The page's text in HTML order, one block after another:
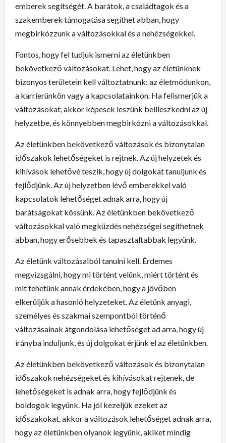
emberek segítségét. A barátok, a családtagok és a
szakemberek támogatása segíthet abban, hogy
megbirkózzunk a változásokkal és a nehézségekkel.
Fontos, hogy fel tudjuk ismerni az életünkben
bekövetkező változásokat. Lehet, hogy az életünknek
bizonyos területein kell változtatnunk: az életmódunkon,
a karrierünkön vagy a kapcsolatainkon. Ha felismerjük a
változásokat, akkor képesek leszünk beilleszkedni az új
helyzetbe, és könnyebben megbirkózni a változásokkal.
Az életünkben bekövetkező változások és bizonytalan
időszakok lehetőségeket is rejtnek. Az új helyzetek és
kihívások lehetővé teszik, hogy új dolgokat tanuljunk és
fejlődjünk. Az új helyzetben lévő emberekkel való
kapcsolatok lehetőséget adnak arra, hogy új
barátságokat kössünk. Az életünkben bekövetkező
változásokkal való megküzdés nehézségei segíthetnek
abban, hogy erősebbek és tapasztaltabbak legyünk.
Az életünk változásaiból tanulni kell. Érdemes
megvizsgálni, hogy mi történt velünk, miért történt és
mit tehetünk annak érdekében, hogy a jövőben
elkerüljük a hasonló helyzeteket. Az életünk anyagi,
személyes és szakmai szempontból történő
változásainak átgondolása lehetőséget ad arra, hogy új
irányba induljunk, és új dolgokat érjünk el az életünkben.
Az életünkben bekövetkező változások és bizonytalan
időszakok nehézségeket és kihívásokat rejtenek, de
lehetőségeket is adnak arra, hogy fejlődjünk és
boldogok legyünk. Ha jól kezeljük ezeket az
időszakokat, akkor a változások lehetőséget adnak arra,
hogy az életünkben olyanok legyünk, akiket mindig